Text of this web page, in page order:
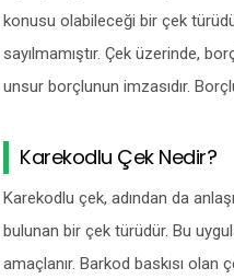
konusu olabileceği bir çek
sayılmamıştır. Çek üzerinde,
unsur borçlunun imzasıdır.
Karekodlu Çek Nedir?
Karekodlu çek, adından da
bulunan bir çek türüdür. Bu
amaçlanır. Barkod baskısı